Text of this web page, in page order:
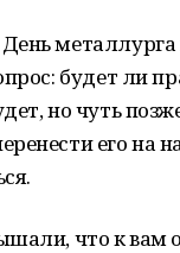
металлурга
будет ли
но чуть
его на
что к вам